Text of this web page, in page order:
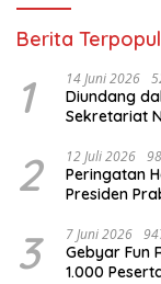
Berita
1 14 Juni 2026
Diundang
Sekretariat
2 12 Juli 2026
Peringatan
Presiden
3 7 Juni 2026
Gebyar Fun
1.000